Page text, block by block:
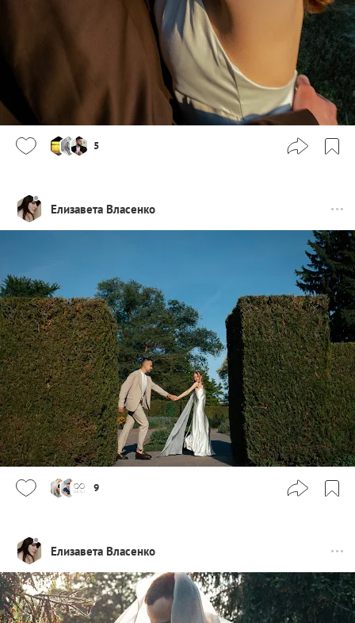
5
Елизавета Власенко
9
Елизавета Власенко